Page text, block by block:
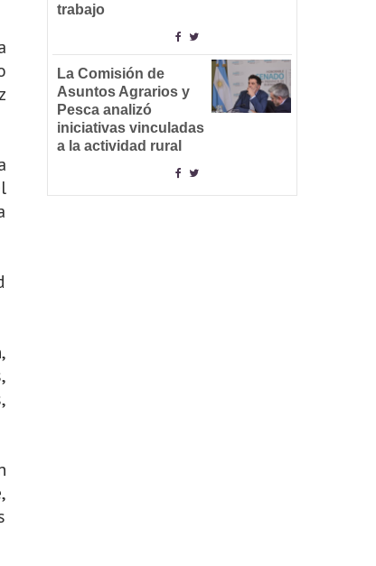
trabajo
La Comisión de
Asuntos Agrarios y
Pesca analizó
iniciativas vinculadas
a la actividad rural